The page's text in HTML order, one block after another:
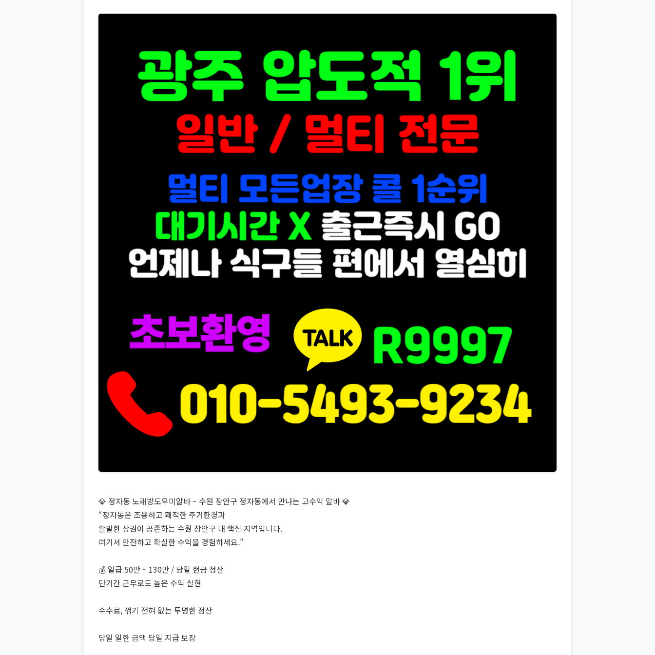
💎 정자동 노래방도우미알바 – 수원 장안구 정자동에서 만나는 고수익 알바 💎
“정자동은 조용하고 쾌적한 주거환경과
활발한 상권이 공존하는 수원 장안구 내 핵심 지역입니다.
여기서 안전하고 확실한 수익을 경험하세요.”
💰 일급 50만 ~ 130만 / 당일 현금 정산
단기간 근무로도 높은 수익 실현
수수료, 꺾기 전혀 없는 투명한 정산
당일 일한 금액 당일 지급 보장